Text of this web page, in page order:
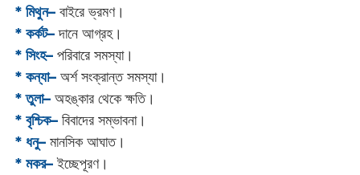
* মিথুন–বাইরে ভ্রমণ।
* কর্কট–দানে আগ্রহ।
* সিংহ–পরিবারে সমস্যা।
* কন্যা–অর্শ সংক্রান্ত সমস্যা।
* তুলা–অহঙ্কার থেকে ক্ষতি।
* বৃশ্চিক–বিবাদের সম্ভাবনা।
* ধনু–মানসিক আঘাত।
* মকর–ইচ্ছেপূরণ।‌